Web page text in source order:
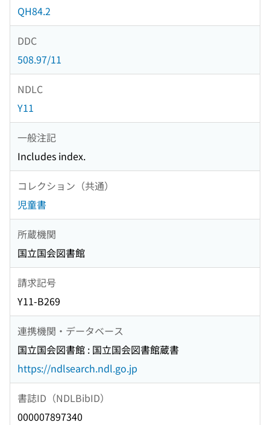
QH84.2
DDC
508.97/11
NDLC
Y11
一般注記
Includes index.
コレクション（共通）
児童書
所蔵機関
国立国会図書館
請求記号
Y11-B269
連携機関・データベース
国立国会図書館 : 国立国会図書館蔵書
https://ndlsearch.ndl.go.jp
書誌ID（NDLBibID）
000007897340